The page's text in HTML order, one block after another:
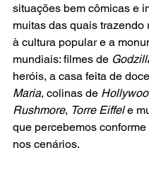
situações bem cômicas e
muitas das quais trazendo
à cultura popular e a
mundiais: filmes de
heróis, a casa feita de
Maria, colinas de
Rushmore, Torre Eiffel e
que percebemos
nos cenários.